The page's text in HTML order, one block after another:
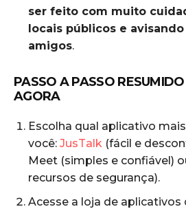
ser feito com muito
locais públicos e
amigos.
PASSO A PASSO
AGORA
Escolha qual aplicativo
você: JusTalk (fácil e
Meet (simples e confiável)
recursos de segurança).
Acesse a loja de aplicativos